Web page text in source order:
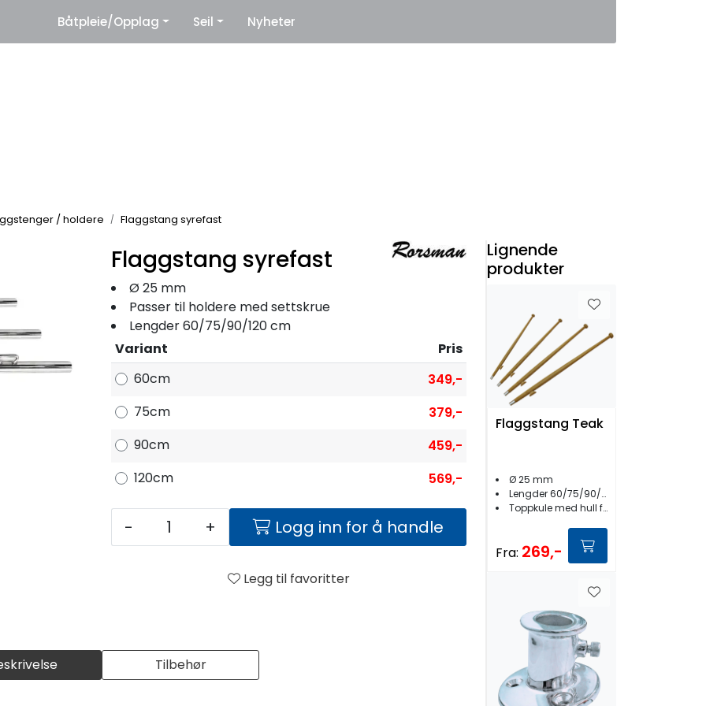
Leverandører
Båtpleie/Opplag Seil Nyheter
/ holdere Flaggstang syrefast
Tilbehør
Flaggstang syrefast
Ø 25 mm
Passer til holdere med settskrue
Lengder 60/75/90/120 cm
Variant
Pris
60cm
349,-
75cm
379,-
90cm
459,-
120cm
569,-
- + Logg inn for å handle
Legg til favoritter
Lignende
produkter
Flaggstang Teak
Ø 25 mm
Lengder 60/75/90/120 cm
Toppkule med hull for line
Fra: 269,-